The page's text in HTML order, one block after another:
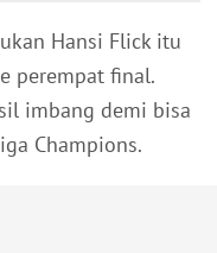
Hansi Flick itu
perempat final.
imbang demi bisa
Champions.